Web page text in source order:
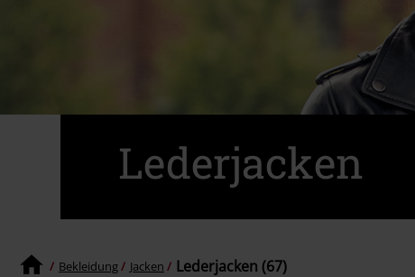
Lederjacken
Bekleidung Jacken Lederjacken (67)